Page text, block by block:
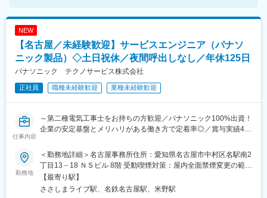
NEW
【名古屋／未経験歓迎】サービスエンジニア（パナソ
ニック製品）◇土日祝休／夜間呼出しなし／年休125日
パナソニック テクノサービス株式会社
正社員 職種未経験歓迎 業種未経験歓迎
仕事内容
～第二種電気工事士をお持ちの方歓迎／パナソニック100%出資！
企業の安定基盤とメリハリがある働き方で定着率◎／賞与実績4.7
■職務内容：
パナソニック製品をご使用のお客様のお宅を訪問し、アフターサ
ービスを提供します。お客様に一番近い立場となるため、お客様
からお伺いしたご意見を製造部門へフィードバックする役割も担
勤務地
＜勤務地詳細＞名古屋事務所住所：愛知県名古屋市中村区名駅南2
丁目13－18 ＮＳビル 8階 受動喫煙対策：屋内全面禁煙変更の範
囲：会社の定める事業所
【最寄り駅】
ささしまライブ駅、名鉄名古屋駅、米野駅